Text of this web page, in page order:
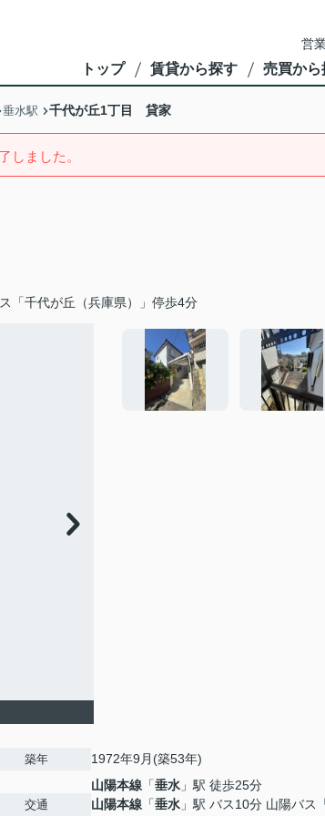
営
トップ 賃貸から探す 売買から
垂水駅 千代が丘1丁目 貸家
しました。
「千代が丘（兵庫県）」停歩4分
築年 1972年9月(築53年)
交通
山陽本線 「垂水 」駅 徒歩25分
山陽本線 「垂水 」駅 バス10分 山陽バス